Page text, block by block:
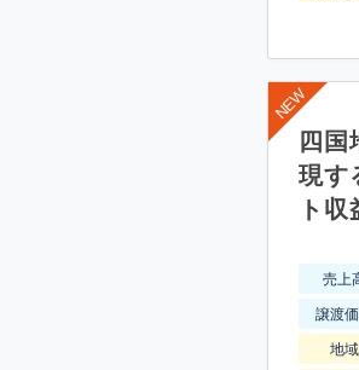
四国
現す
ト
売上
譲渡
地域